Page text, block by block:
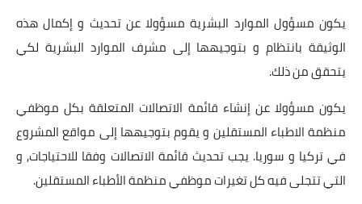
يكون مسؤول الموارد البشرية مسؤولا عن تحديث و إكمال هذه
الوثيقة بانتظام و بتوجيهها إلى مشرف الموارد البشرية لكي
يتحقق من ذلك.
يكون مسؤولا عن إنشاء قائمة الاتصالات المتعلقة بكل موظفي
منظمة الاطباء المستقلين و يقوم بتوجيهها إلى مواقع المشروع
في تركيا و سوريا. يجب تحديث قائمة الاتصالات وفقا للاحتياجات, و
التي تتجلى فيه كل تغيرات موظفي منظمة الأطباء المستقلين.